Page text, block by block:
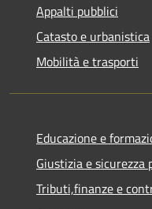
Appalti pubblici
Catasto e urbanistica
Mobilità e trasporti
Educazione e
Giustizia e sicurezza
Tributi,finanze e